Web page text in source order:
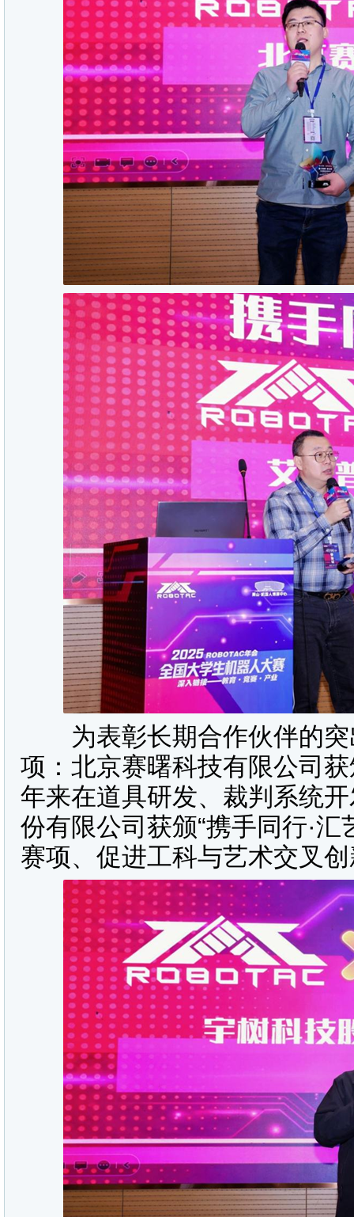
为表彰长期合作伙伴的突
项：北京赛曙科技有限公司
年来在道具研发、裁判系统
份有限公司获颁“携手同行·
赛项、促进工科与艺术交叉